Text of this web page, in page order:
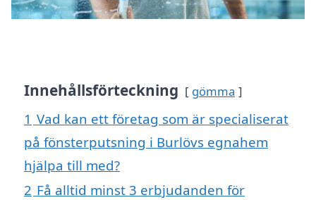
Innehållsförteckning gömma
1 Vad kan ett företag som är specialiserat
på fönsterputsning i Burlövs egnahem
hjälpa till med?
2 Få alltid minst 3 erbjudanden för